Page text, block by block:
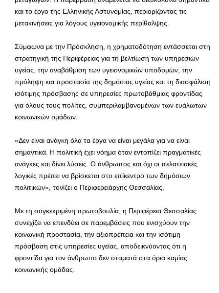
και το έργο της Ελληνικής Αστυνομίας, περιορίζοντας τις
μετακινήσεις για λόγους υγειονομικής περίθαλψης.
Σύμφωνα με την Πρόσκληση, η χρηματοδότηση εντάσσεται στη
στρατηγική της Περιφέρειας για τη βελτίωση των υπηρεσιών
υγείας, την αναβάθμιση των υγειονομικών υποδομών, την
πρόληψη και προστασία της δημόσιας υγείας και τη διασφάλιση
ισότιμης πρόσβασης σε υπηρεσίες πρωτοβάθμιας φροντίδας
για όλους τους πολίτες, συμπεριλαμβανομένων των ευάλωτων
κοινωνικών ομάδων.
«Δεν είναι ανάγκη όλα τα έργα να είναι μεγάλα για να είναι
σημαντικά. Η πολιτική έχει νόημα όταν εντοπίζει πραγματικές
ανάγκες και δίνει λύσεις. Ο άνθρωπος και όχι οι πελατειακές
λογικές πρέπει να βρίσκεται στο επίκεντρο των δημόσιων
πολιτικών», τονίζει ο Περιφερειάρχης Θεσσαλίας.
Με τη συγκεκριμένη πρωτοβουλία, η Περιφέρεια Θεσσαλίας
συνεχίζει να επενδύει σε παρεμβάσεις που ενισχύουν την
κοινωνική προστασία, την αξιοπρέπεια και την ισότιμη
πρόσβαση στις υπηρεσίες υγείας, αποδεικνύοντας ότι η
φροντίδα για τον άνθρωπο δεν σταματά στα όρια καμίας
κοινωνικής ομάδας.